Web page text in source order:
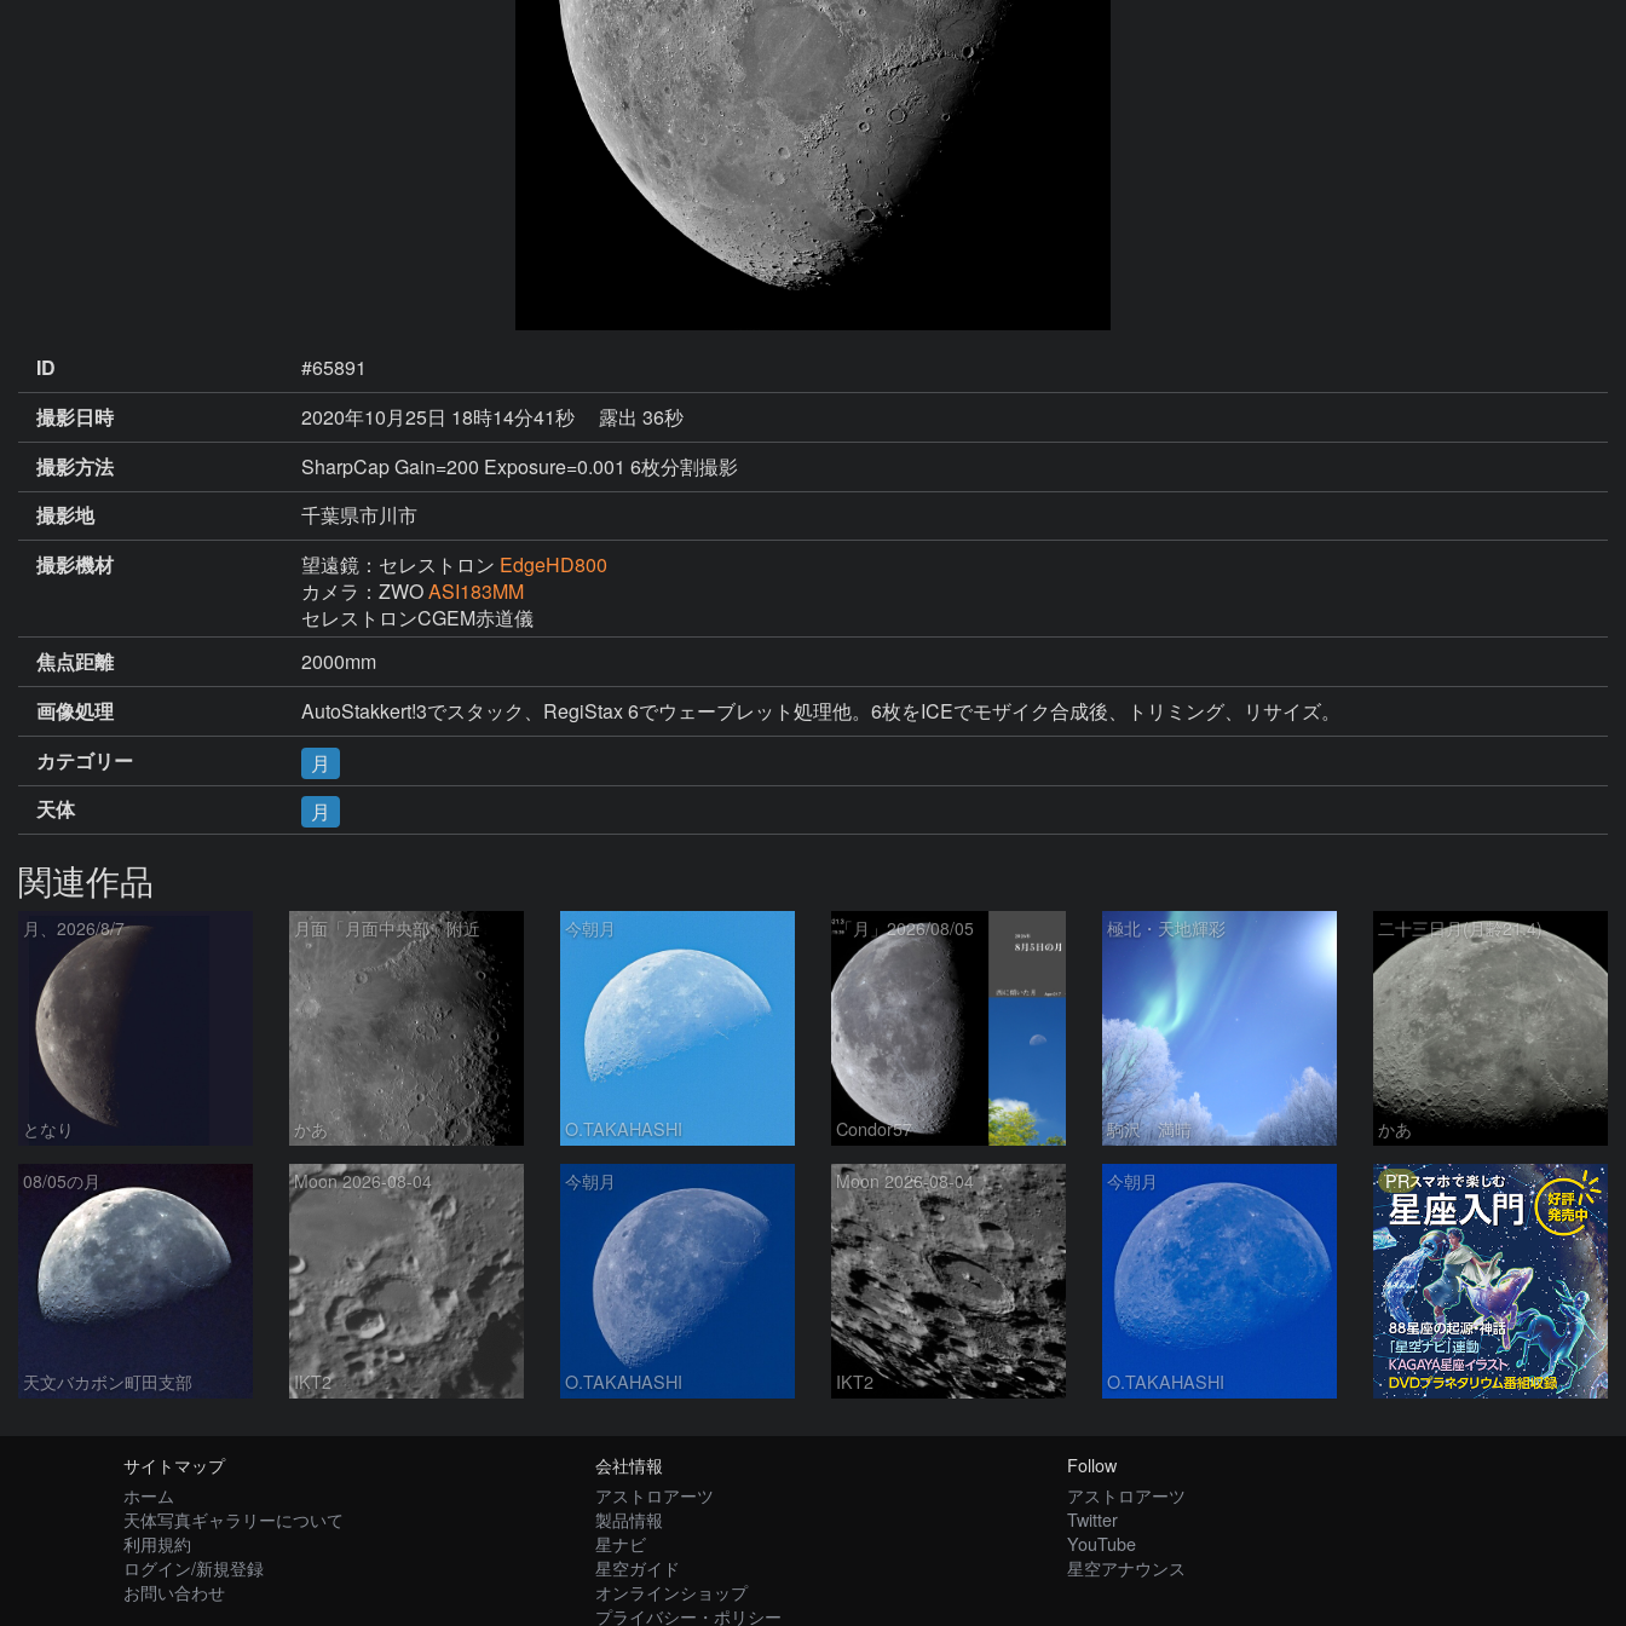
ID
#65891
撮影日時
2020年10月25日 18時14分41秒
露出 36秒
撮影方法
SharpCap Gain=200 Exposure=0.001 6枚分割撮影
撮影地
千葉県市川市
撮影機材
望遠鏡：セレストロン EdgeHD800
カメラ：ZWOASI183MM
セレストロンCGEM赤道儀
焦点距離
2000mm
画像処理
AutoStakkert!3でスタック、RegiStax 6でウェーブレット処理他。6枚をICEでモザイク合成後、トリミング、リサイズ。
カテゴリー
月
天体
月
関連作品
月、2026/8/7
となり
月面「月面中央部」附近
かあ
今朝月
O.TAKAHASHI
「月」2026/08/05
Condor57
極北・天地輝彩
駒沢 満晴
二十三日月(月齢21.4)
かあ
08/05の月
天文バカボン町田支部
Moon 2026-08-04
IKT2
今朝月
O.TAKAHASHI
Moon 2026-08-04
IKT2
今朝月
O.TAKAHASHI
PR
サイトマップ
ホーム
天体写真ギャラリーについて
利用規約
ログイン/新規登録
お問い合わせ
会社情報
アストロアーツ
製品情報
星ナビ
星空ガイド
オンラインショップ
プライバシー・ポリシー
Follow
アストロアーツ
Twitter
YouTube
星空アナウンス